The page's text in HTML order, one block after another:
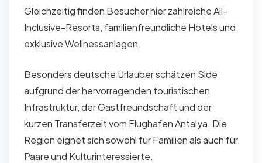
Gleichzeitig finden Besucher hier zahlreiche All-
Inclusive-Resorts, familienfreundliche Hotels und
exklusive Wellnessanlagen.
Besonders deutsche Urlauber schätzen Side
aufgrund der hervorragenden touristischen
Infrastruktur, der Gastfreundschaft und der
kurzen Transferzeit vom Flughafen Antalya. Die
Region eignet sich sowohl für Familien als auch für
Paare und Kulturinteressierte.